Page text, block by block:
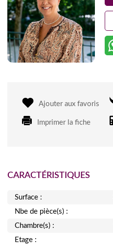
Ajouter aux favoris
Imprimer la fiche
CARACTÉRISTIQUES
Surface :
Nbe de pièce(s) :
Chambre(s) :
Etage :